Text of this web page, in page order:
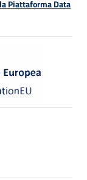
Piattaforma Data